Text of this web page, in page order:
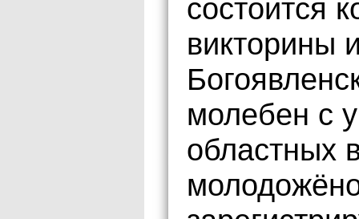
состоится
викторины
молебен с
областных